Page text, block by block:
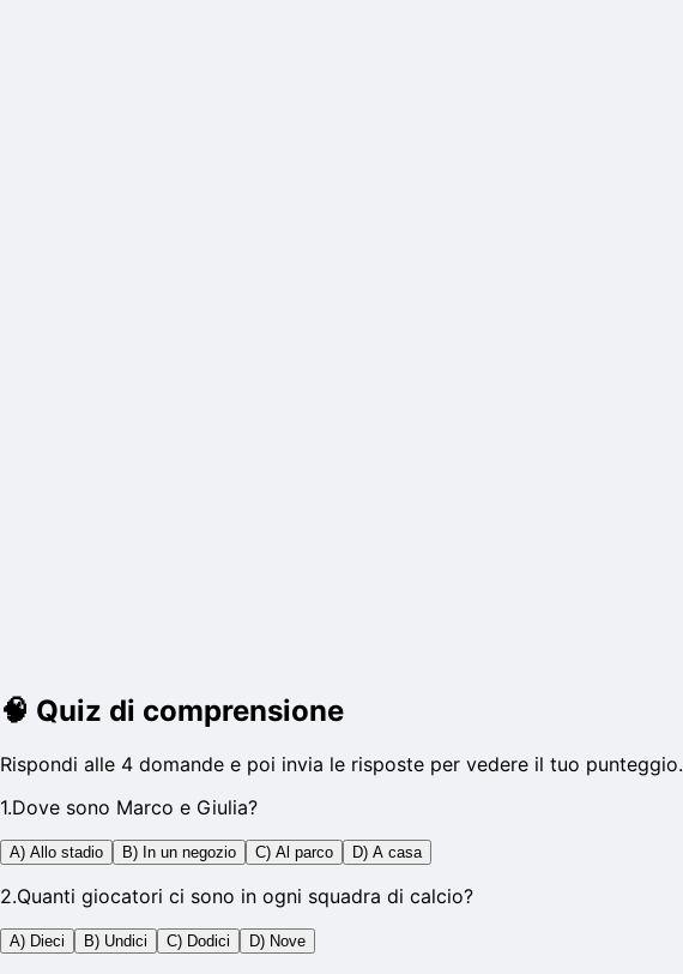
🧠 Quiz di comprensione
Rispondi alle 4 domande e poi invia le risposte per vedere il tuo punteggio.
1.Dove sono Marco e Giulia?
A) Allo stadio B) In un negozio C) Al parco D) A casa
2.Quanti giocatori ci sono in ogni squadra di calcio?
A) Dieci B) Undici C) Dodici D) Nove